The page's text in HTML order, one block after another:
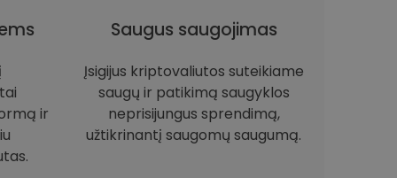
ir
Saugus saugojimas
Įsigijus kriptovaliutos suteikiame
saugų ir patikimą saugyklos
neprisijungus sprendimą,
užtikrinantį saugomų saugumą.